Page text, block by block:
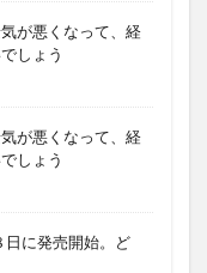
が悪くなって、経
しょう
が悪くなって、経
しょう
日に発売開始。ど